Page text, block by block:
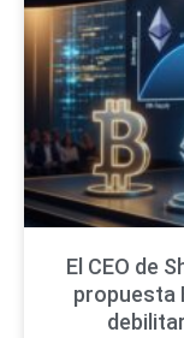
El CEO de
propuesta